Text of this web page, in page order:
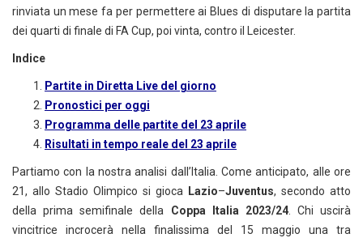
rinviata un mese fa per permettere ai Blues di disputare la partita
dei quarti di finale di FA Cup, poi vinta, contro il Leicester.
Indice
Partite in Diretta Live del giorno
Pronostici per oggi
Programma delle partite del 23 aprile
Risultati in tempo reale del 23 aprile
Partiamo con la nostra analisi dall’Italia. Come anticipato, alle ore
21, allo Stadio Olimpico si gioca Lazio–Juventus, secondo atto
della prima semifinale della Coppa Italia 2023/24. Chi uscirà
vincitrice incrocerà nella finalissima del 15 maggio una tra